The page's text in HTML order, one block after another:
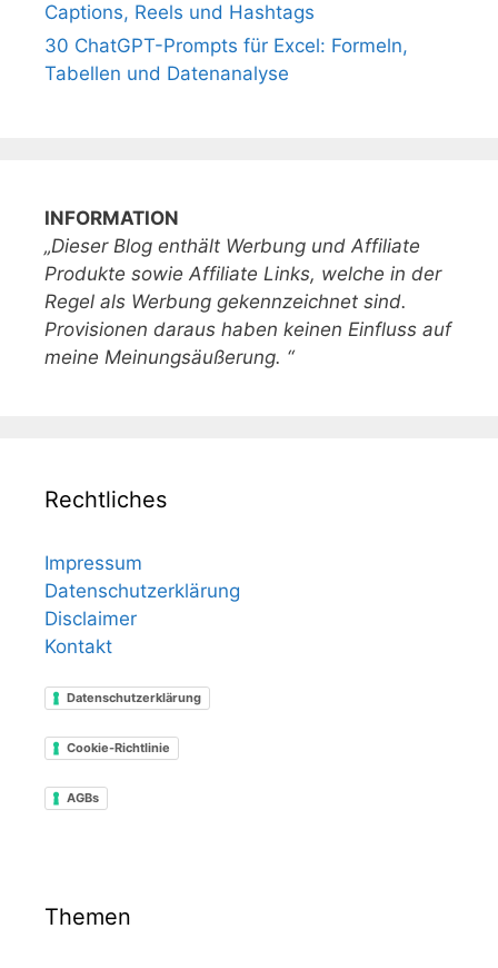
Captions, Reels und Hashtags
30 ChatGPT-Prompts für Excel: Formeln,
Tabellen und Datenanalyse
INFORMATION
„Dieser Blog enthält Werbung und Affiliate
Produkte sowie Affiliate Links, welche in der
Regel als Werbung gekennzeichnet sind.
Provisionen daraus haben keinen Einfluss auf
meine Meinungsäußerung. “
Rechtliches
Impressum
Datenschutzerklärung
Disclaimer
Kontakt
Datenschutzerklärung
Cookie-Richtlinie
AGBs
Themen